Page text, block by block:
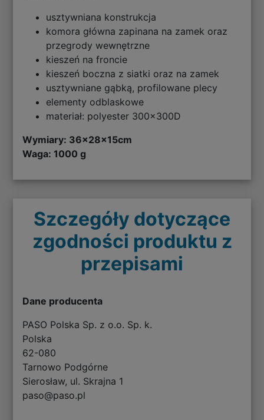
usztywniana konstrukcja
komora główna zapinana na zamek oraz
przegrody wewnętrzne
kieszeń na froncie
kieszeń boczna z siatki oraz na zamek
usztywniane gąbką, profilowane plecy
elementy odblaskowe
materiał: polyester 300x300D
Wymiary: 36x28x15cm
Waga: 1000 g
Szczegóły dotyczące
zgodności produktu z
przepisami
Dane producenta
PASO Polska Sp. z o.o. Sp. k.
Polska
62-080
Tarnowo Podgórne
Sierosław, ul. Skrajna 1
paso@paso.pl